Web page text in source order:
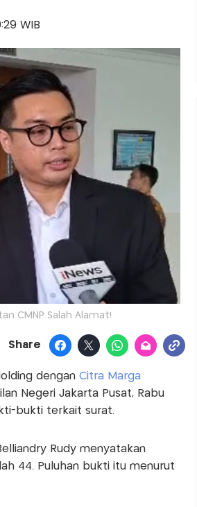
WIB
CMNP Salah Alamat!
Share
dengan Citra Marga
Negeri Jakarta Pusat, Rabu
bukti terkait surat.
Rudy menyatakan
44. Puluhan bukti itu menurut